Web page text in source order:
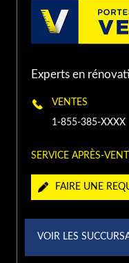
PORTE ET
TERREBONNE
1500 Chemin Gascon,
Canada
PORTE ET
240 Boulevard Saint-
J6K 3C1, Canada
Experts en
VENTES
1-855-385-XXXX
SERVICE APRÈS-
FAIRE UNE
VOIR LES